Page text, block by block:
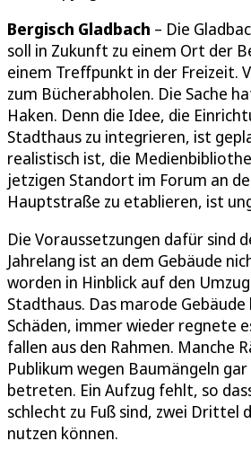
Bergisch Gladbach – Die
soll in Zukunft zu einem Ort der
einem Treffpunkt in der Freizeit.
zum Bücherabholen. Die Sache
Haken. Denn die Idee, die
Stadthaus zu integrieren, ist
realistisch ist, die
jetzigen Standort im Forum an
Hauptstraße zu etablieren, ist
Die Voraussetzungen dafür sind
Jahrelang ist an dem Gebäude
worden in Hinblick auf den
Stadthaus. Das marode
Schäden, immer wieder regnete
fallen aus den Rahmen. Manche
Publikum wegen Baumängeln
betreten. Ein Aufzug fehlt, so
schlecht zu Fuß sind, zwei Drittel
nutzen können.